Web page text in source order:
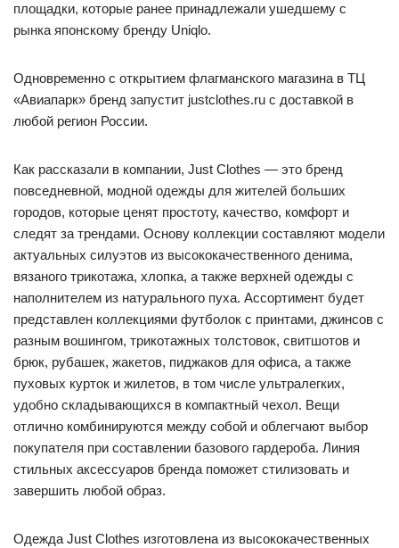
площадки, которые ранее принадлежали ушедшему с
рынка японскому бренду Uniqlo.
Одновременно с открытием флагманского магазина в ТЦ
«Авиапарк» бренд запустит justclothes.ru с доставкой в
любой регион России.
Как рассказали в компании, Just Clothes — это бренд
повседневной, модной одежды для жителей больших
городов, которые ценят простоту, качество, комфорт и
следят за трендами. Основу коллекции составляют модели
актуальных силуэтов из высококачественного денима,
вязаного трикотажа, хлопка, а также верхней одежды с
наполнителем из натурального пуха. Ассортимент будет
представлен коллекциями футболок с принтами, джинсов с
разным вошингом, трикотажных толстовок, свитшотов и
брюк, рубашек, жакетов, пиджаков для офиса, а также
пуховых курток и жилетов, в том числе ультралегких,
удобно складывающихся в компактный чехол. Вещи
отлично комбинируются между собой и облегчают выбор
покупателя при составлении базового гардероба. Линия
стильных аксессуаров бренда поможет стилизовать и
завершить любой образ.
Одежда Just Clothes изготовлена из высококачественных